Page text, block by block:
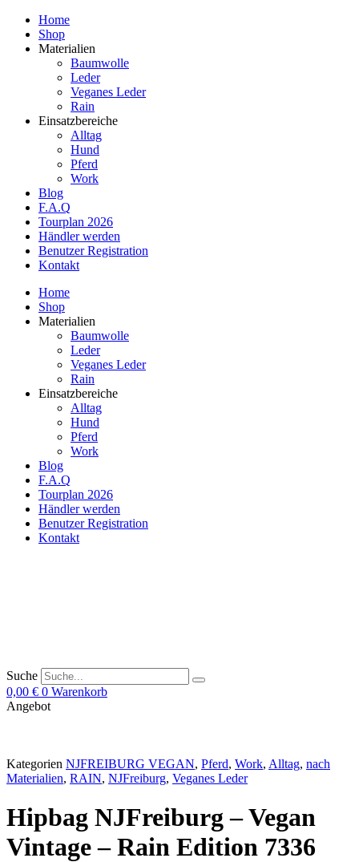
Home
Shop
Materialien
Baumwolle
Leder
Veganes Leder
Rain
Einsatzbereiche
Alltag
Hund
Pferd
Work
Blog
F.A.Q
Tourplan 2026
Händler werden
Benutzer Registration
Kontakt
Home
Shop
Materialien
Baumwolle
Leder
Veganes Leder
Rain
Einsatzbereiche
Alltag
Hund
Pferd
Work
Blog
F.A.Q
Tourplan 2026
Händler werden
Benutzer Registration
Kontakt
Suche
0,00 € 0 Warenkorb
Angebot
Kategorien NJFREIBURG VEGAN, Pferd, Work, Alltag, nach
Materialien, RAIN, NJFreiburg, Veganes Leder
Hipbag NJFreiburg – Vegan
Vintage – Rain Edition 7336